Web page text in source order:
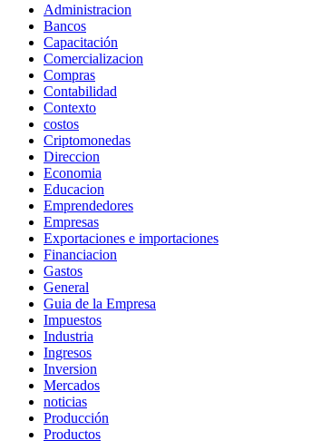
Administracion
Bancos
Capacitación
Comercializacion
Compras
Contabilidad
Contexto
costos
Criptomonedas
Direccion
Economia
Educacion
Emprendedores
Empresas
Exportaciones e importaciones
Financiacion
Gastos
General
Guia de la Empresa
Impuestos
Industria
Ingresos
Inversion
Mercados
noticias
Producción
Productos